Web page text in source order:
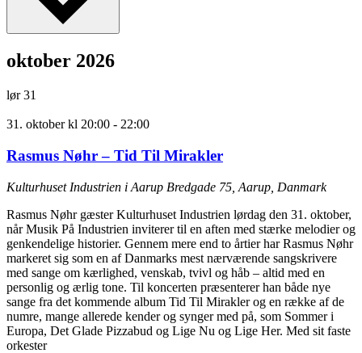
oktober 2026
lør31
31. oktober kl 20:00 - 22:00
Rasmus Nøhr – Tid Til Mirakler
Kulturhuset Industrien i Aarup Bredgade 75, Aarup, Danmark
Rasmus Nøhr gæster Kulturhuset Industrien lørdag den 31. oktober,
når Musik På Industrien inviterer til en aften med stærke melodier og
genkendelige historier. Gennem mere end to årtier har Rasmus Nøhr
markeret sig som en af Danmarks mest nærværende sangskrivere
med sange om kærlighed, venskab, tvivl og håb – altid med en
personlig og ærlig tone. Til koncerten præsenterer han både nye
sange fra det kommende album Tid Til Mirakler og en række af de
numre, mange allerede kender og synger med på, som Sommer i
Europa, Det Glade Pizzabud og Lige Nu og Lige Her. Med sit faste
orkester